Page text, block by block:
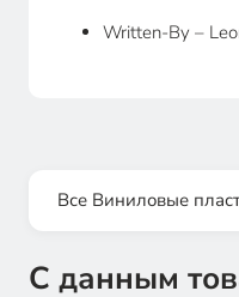
Written-By –
Все Виниловые
С данным